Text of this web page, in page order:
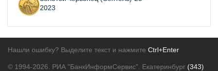
2023
Нашли ошибку? Выделите текст и нажмите Ctrl+Enter
© 1994-2026. РИА "БанкИнформСервис". Екатеринбург (343)